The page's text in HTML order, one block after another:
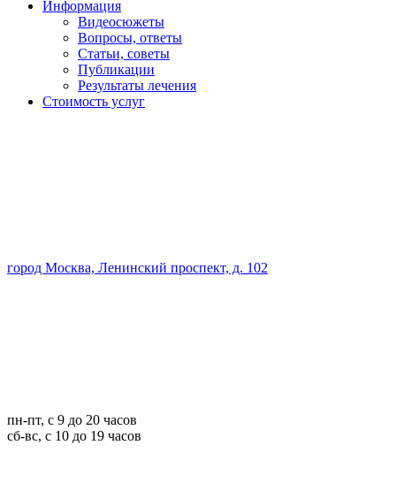
Информация
Видеосюжеты
Вопросы, ответы
Статьи, советы
Публикации
Результаты лечения
Стоимость услуг
город Москва, Ленинский проспект, д. 102
пн-пт, с 9 до 20 часов
сб-вс, с 10 до 19 часов